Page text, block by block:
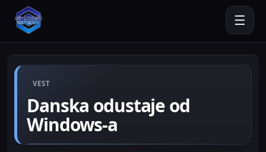
☰
VEST
Danska odustaje od
Windows-a